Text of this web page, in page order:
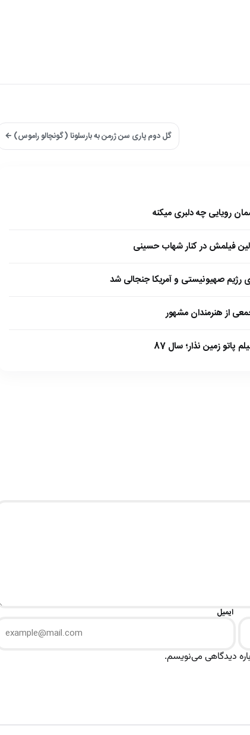
گل دوم پاری سن ژرمن به بارسلونا (گونچالو راموس) ←
رویایی چه دلبری میکنه
صهیونیستی و آمریکا جنجالی شد
از هنرمندان مشهور
زمین نذار؛ سال 87
ایمیل
دیدگاهی می‌نویسم.